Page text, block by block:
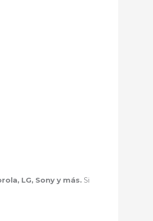
LG, Sony y más. Si